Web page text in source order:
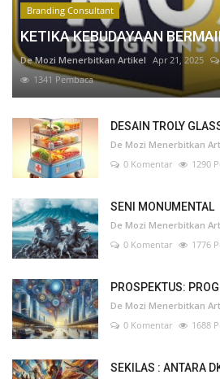
Branding Consultant
KETIKA KEBUDAYAAN
De Mozi Menerbitkan Artikel Apr 21, 2025
1341 Pembaca
DESAIN TROLY
De Mozi Menerbitkan
0 Komentar
1290
SENI MONUMENTAL
De Mozi Menerbitkan
0 Komentar
1776
PROSPEKTUS:
De Mozi Menerbitkan
0 Komentar
1688
SEKILAS : ANTARA